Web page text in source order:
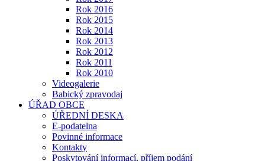
Rok 2016
Rok 2015
Rok 2014
Rok 2013
Rok 2012
Rok 2011
Rok 2010
Videogalerie
Babický zpravodaj
ÚŘAD OBCE
ÚŘEDNÍ DESKA
E-podatelna
Povinné informace
Kontakty
Poskytování informací, příjem podání